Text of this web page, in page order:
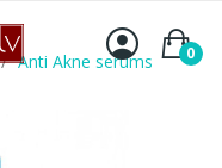
0
Anti Akne serums